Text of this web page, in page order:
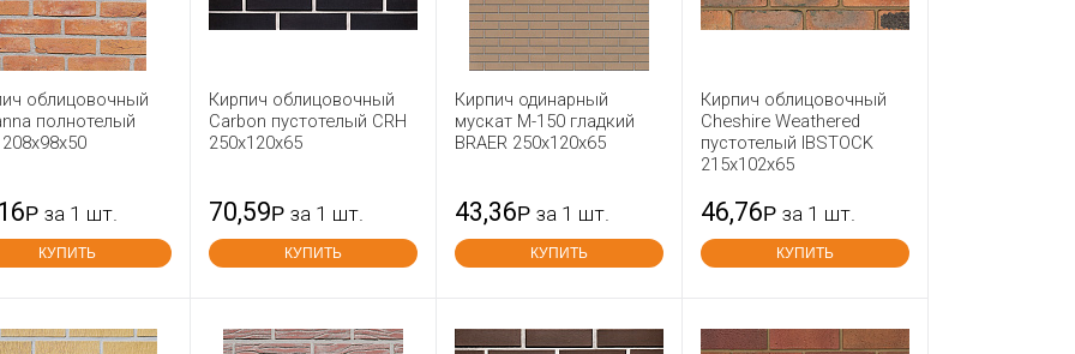
облицовочный
полнотелый
208x98x50
Р за 1 шт.
КУПИТЬ
Кирпич облицовочный
Carbon пустотелый CRH
250x120x65
70,59Р за 1 шт.
КУПИТЬ
Кирпич одинарный
мускат М-150 гладкий
BRAER 250x120x65
43,36Р за 1 шт.
КУПИТЬ
Кирпич облицовочный
Cheshire Weathered
пустотелый IBSTOCK
215х102х65
46,76Р за 1 шт.
КУПИТЬ